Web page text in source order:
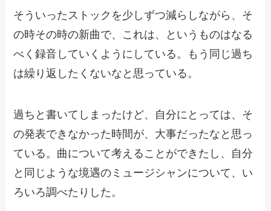
そういったストックを少しずつ減らしながら、そ
の時その時の新曲で、これは、というものはなる
べく録音していくようにしている。もう同じ過ち
は繰り返したくないなと思っている。
過ちと書いてしまったけど、自分にとっては、そ
の発表できなかった時間が、大事だったなと思っ
ている。曲について考えることができたし、自分
と同じような境遇のミュージシャンについて、い
ろいろ調べたりした。